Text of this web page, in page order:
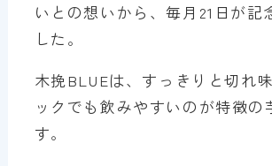
いとの想いから、毎月21日が記
した。
木挽BLUEは、すっきりと切れ
ックでも飲みやすいのが特徴の
す。